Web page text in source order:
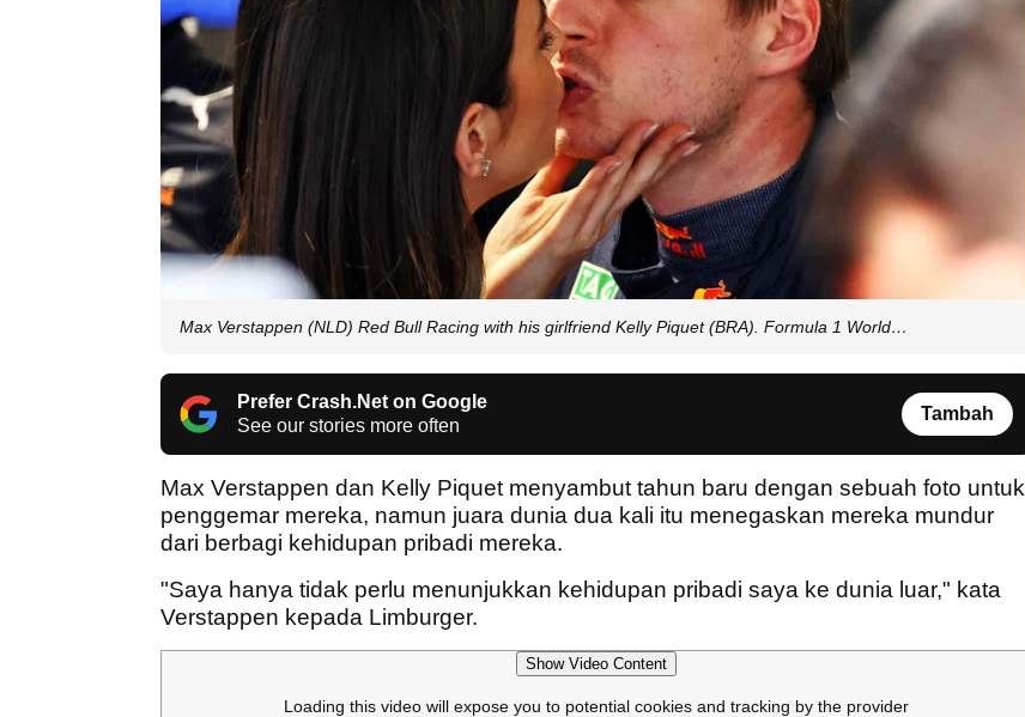
Max Verstappen (NLD) Red Bull Racing with his girlfriend Kelly Piquet (BRA). Formula 1 World…
Prefer Crash.Net on Google
See our stories more often
Tambah
Max Verstappen dan Kelly Piquet menyambut tahun baru dengan sebuah foto untuk
penggemar mereka, namun juara dunia dua kali itu menegaskan mereka mundur
dari berbagi kehidupan pribadi mereka.
"Saya hanya tidak perlu menunjukkan kehidupan pribadi saya ke dunia luar," kata
Verstappen kepada Limburger.
Show Video Content
Loading this video will expose you to potential cookies and tracking by the provider